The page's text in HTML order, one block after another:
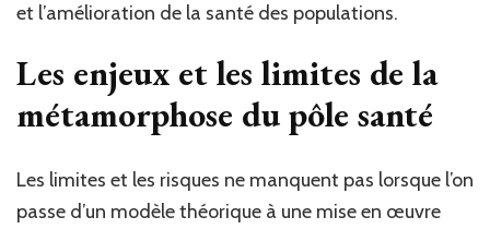
et l’amélioration de la santé des populations.
Les enjeux et les limites de la
métamorphose du pôle santé
Les limites et les risques ne manquent pas lorsque l’on
passe d’un modèle théorique à une mise en œuvre